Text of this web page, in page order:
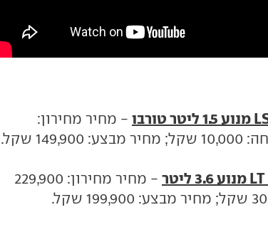
- מחיר מחירון:
- מחיר מחירון: 229,900